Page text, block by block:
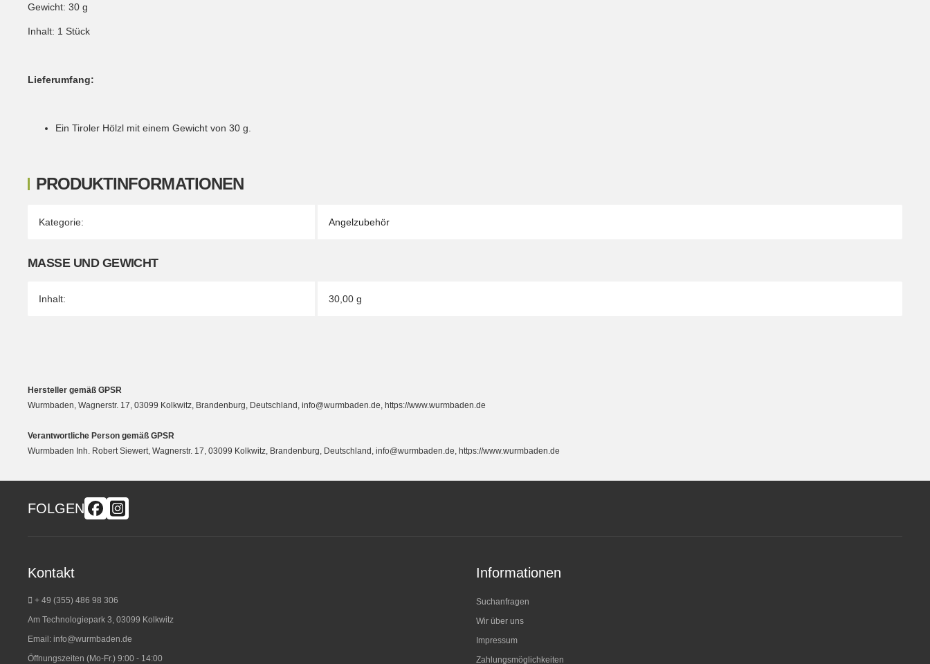
PRODUKTINFORMATIONEN
Produkteigenschaft
Wert
Kategorie: Angelzubehör
MASSE UND GEWICHT
Inhalt: 30,00 g
Gewicht: 30 g
Inhalt: 1 Stück
Lieferumfang:
Ein Tiroler Hölzl mit einem Gewicht von 30 g.
Hersteller gemäß GPSR
Wurmbaden, Wagnerstr. 17, 03099 Kolkwitz, Brandenburg, Deutschland, info@wurmbaden.de, https://www.wurmbaden.de
Verantwortliche Person gemäß GPSR
Wurmbaden Inh. Robert Siewert, Wagnerstr. 17, 03099 Kolkwitz, Brandenburg, Deutschland, info@wurmbaden.de, https://www.wurmbaden.de
FOLGEN
Kontakt
+ 49 (355) 486 98 306
Am Technologiepark 3, 03099 Kolkwitz
Email: info@wurmbaden.de
Öffnungszeiten (Mo-Fr.) 9:00 - 14:00
Informationen
Suchanfragen
Wir über uns
Impressum
Zahlungsmöglichkeiten